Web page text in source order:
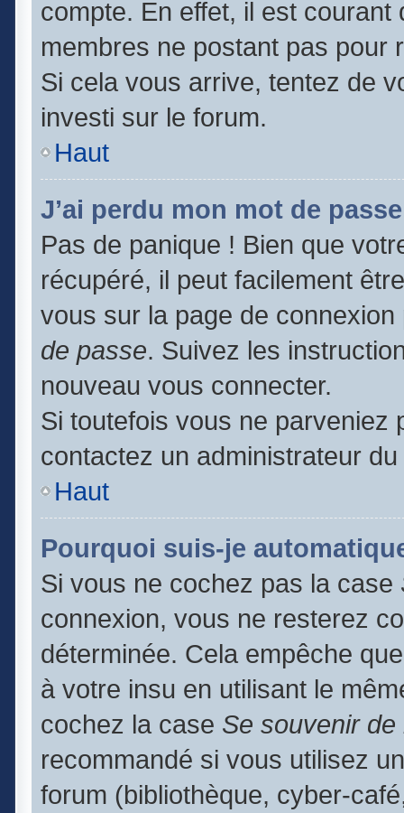
compte. En effet, il est
membres ne postant pas pour
Si cela vous arrive, tentez de
investi sur le forum.
Haut
J’ai perdu mon mot de
Pas de panique ! Bien que
récupéré, il peut facilement
vous sur la page de
de passe. Suivez les
nouveau vous connecter.
Si toutefois vous ne parveniez
contactez un administrateur
Haut
Pourquoi suis-je
Si vous ne cochez pas la case
connexion, vous ne resterez
déterminée. Cela empêche
à votre insu en utilisant le
cochez la case Se souvenir de
recommandé si vous utilisez
forum (bibliothèque, cyber-